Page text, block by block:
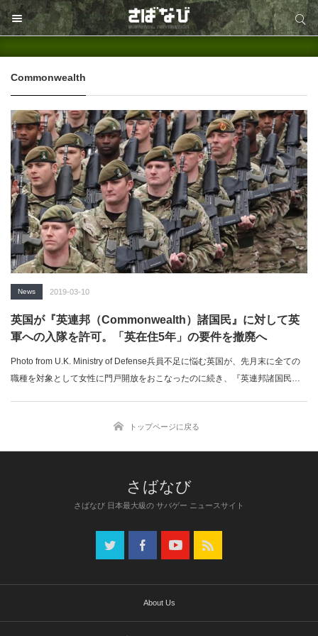
サイト内検索
Commonwealth
News 2019-03-10
英国が『英連邦（Commonwealth）諸国民』に対して英
軍への入隊を許可。「英在住5年」の要件を撤廃へ
Photo from U.K. Ministry of Defense兵員不足に悩む英国が、先月末に全ての
職種を対象として女性に門戸開放をおこなったのに続き、『英連邦諸国民
ている英軍は、特殊部隊SAS選抜過程の緩和を検討か「ミリブロNews」で続
トップページに戻る
さばなび 日本最大級の サバゲー ニュースサイト
About Us
サイト内検索